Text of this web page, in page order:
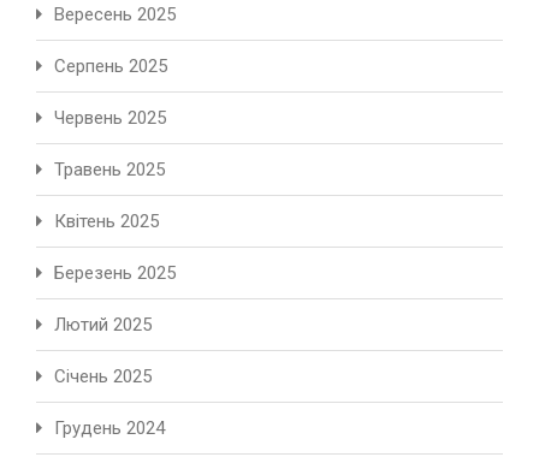
Вересень 2025
Серпень 2025
Червень 2025
Травень 2025
Квітень 2025
Березень 2025
Лютий 2025
Січень 2025
Грудень 2024